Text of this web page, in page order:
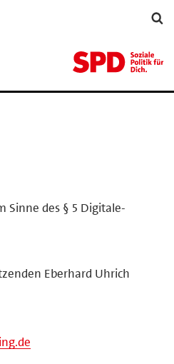
Sinne des § 5 Digitale-
Eberhard Uhrich